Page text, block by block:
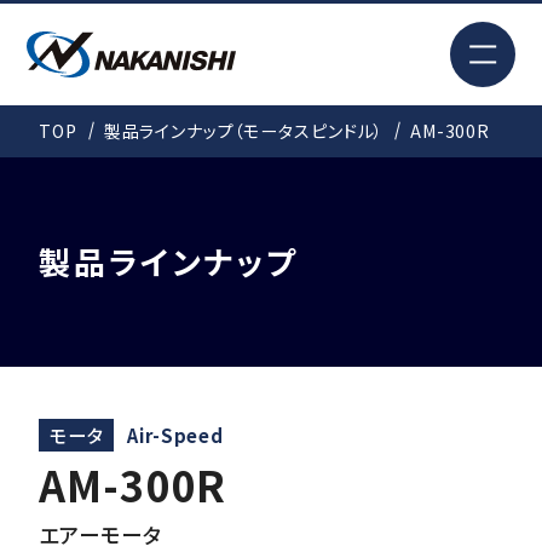
検索 EN
製品情報
事例紹介
TOP 製品ラインナップ（モータスピンドル） AM-300R
製品ラインナップ
モータ Air-Speed
AM-300R
エアーモータ